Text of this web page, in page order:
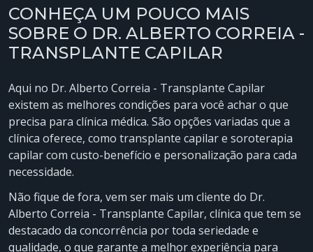
CONHEÇA UM POUCO MAIS
SOBRE O DR. ALBERTO CORREIA -
TRANSPLANTE CAPILAR
Aqui no Dr. Alberto Correia - Transplante Capilar
existem as melhores condições para você achar o que
precisa para clínica médica. São opções variadas que a
clínica oferece, como transplante capilar e soroterapia
capilar com custo-benefício e personalização para cada
necessidade.
Não fique de fora, vem ser mais um cliente do Dr.
Alberto Correia - Transplante Capilar, clínica que tem se
destacado da concorrência por toda seriedade e
qualidade, o que garante a melhor experiência para